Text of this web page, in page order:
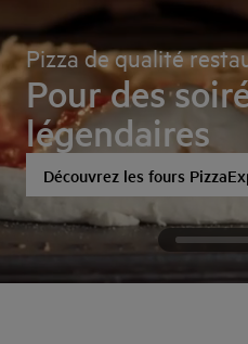
Pizza de qualité
Pour des
légendaires
Découvrez les fours